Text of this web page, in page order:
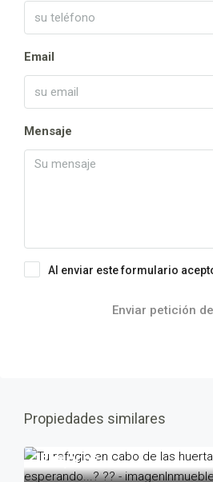
Email
Mensaje
Al enviar este formulario
Enviar petición
Propiedades similares
785,000€